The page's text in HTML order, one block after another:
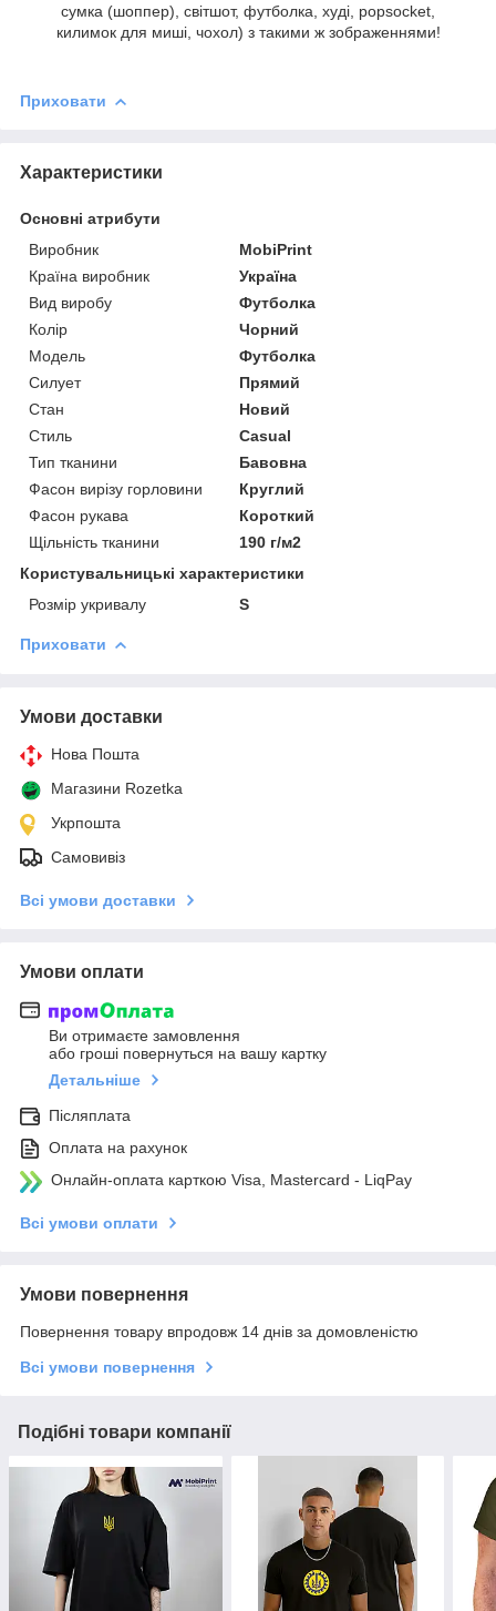
сумка (шоппер), світшот, футболка, худі, popsocket,
килимок для миші, чохол) з такими ж зображеннями!
Приховати
Характеристики
Основні атрибути
Виробник
MobiPrint
Країна виробник
Україна
Вид виробу
Футболка
Колір
Чорний
Модель
Футболка
Силует
Прямий
Стан
Новий
Стиль
Casual
Тип тканини
Бавовна
Фасон вирізу горловини
Круглий
Фасон рукава
Короткий
Щільність тканини
190 г/м2
Користувальницькі характеристики
Розмір укривалу
S
Приховати
Умови доставки
Нова Пошта
Магазини Rozetka
Укрпошта
Самовивіз
Всі умови доставки
Умови оплати
Ви отримаєте замовлення
або гроші повернуться на вашу картку
Детальніше
Післяплата
Оплата на рахунок
Онлайн-оплата карткою Visa, Mastercard - LiqPay
Всі умови оплати
Умови повернення
Повернення товару впродовж 14 днів за домовленістю
Всі умови повернення
Подібні товари компанії